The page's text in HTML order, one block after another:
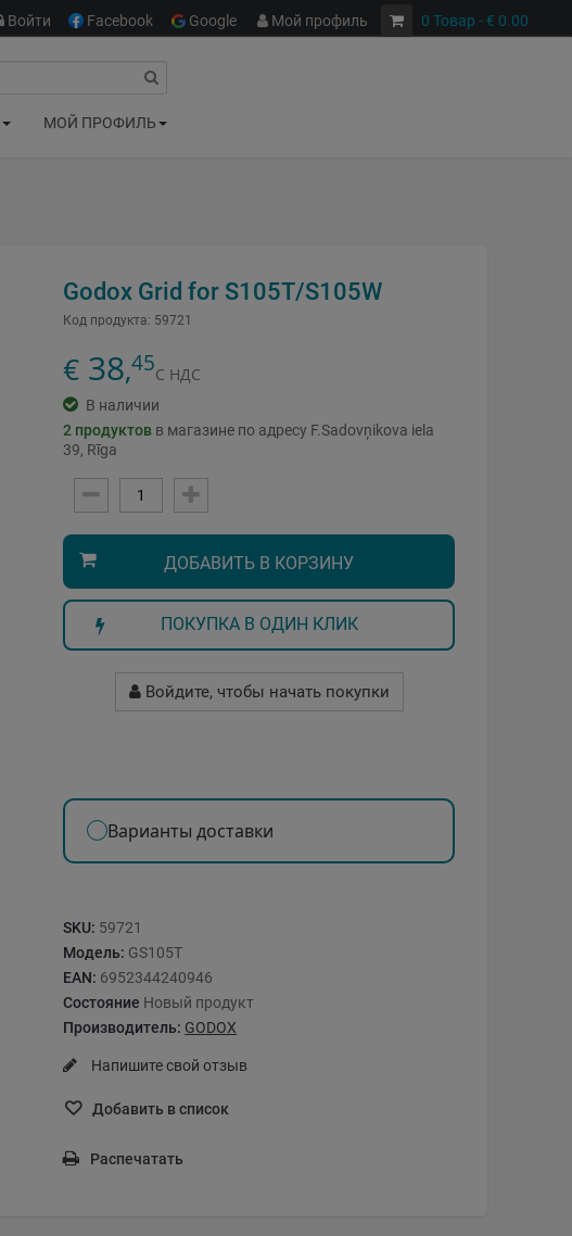
0 Товар - € 0.00
Войти Facebook Google Мой профиль
МОЙ ПРОФИЛЬ
Godox Grid for S105T/S105W
Код продукта: 59721
€ 38,45С НДС
В наличии
2 продуктов в магазине по адресу F.Sadovņikova iela
39, Rīga
ДОБАВИТЬ В КОРЗИНУ
ПОКУПКА В ОДИН КЛИК
Войдите, чтобы начать покупки
Варианты доставки
SKU: 59721
Модель: GS105T
EAN: 6952344240946
Состояние Новый продукт
Производитель: GODOX
Напишите свой отзыв
Добавить в список
Распечатать